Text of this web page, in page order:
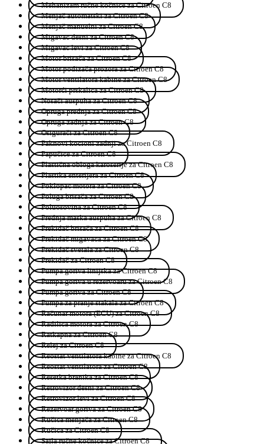
Mehanizam ručne kočnice za Citroen C8
Menjač automatski za Citroen C8
Menjač manuelni za Citroen C8
Migavac desni za Citroen C8
Migavac levi za Citroen C8
Motor brisača za Citroen C8
Motor podizača prozora za Citroen C8
Motor ventilatora kabine za Citroen C8
Motorći prskalica za Citroen C8
Nosači auspuha za Citroen C8
Opruga prednja za Citroen C8
Opruga zadnja za Citroen C8
Osigurači za Citroen C8
Paknovi kocioni zadnji za Citroen C8
Papučice za Citroen C8
Plastična obloga karoserije za Citroen C8
Plastika enterijera za Citroen C8
Poklopac motora za Citroen C8
Poluga brisača za Citroen C8
Poluosovina za Citroen C8
Prednja maska auspuha za Citroen C8
Prekidač brisača za Citroen C8
Prekidač migavaca za Citroen C8
Prekidač svetala za Citroen C8
Prekidač za Citroen C8
Pumpa goriva linijska za Citroen C8
Pumpa goriva u rezervoaru za Citroen C8
Pumpa goriva za Citroen C8
Pumpa za pranje stakala za Citroen C8
Računar motora (ECU) za Citroen C8
Radilica motora za Citroen C8
Ratkapna za Citroen C8
Relej za Citroen C8
Reostat ventilatora kabine za Citroen C8
Reostat ventilatora za Citroen C8
Resetka branika za Citroen C8
Retrovizor desni za Citroen C8
Retrovizor levi za Citroen C8
Rezervoar goriva za Citroen C8
Ručica menjača za Citroen C8
Ručica za Citroen C8
Sajla ručne kočnice za Citroen C8